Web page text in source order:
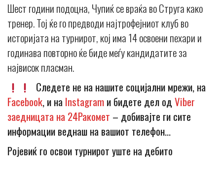
Шест години подоцна, Чупиќ се враќа во Струга како
тренер. Тој ќе го предводи најтрофејниот клуб во
историјата на турнирот, кој има 14 освоени пехари и
годинава повторно ќе биде меѓу кандидатите за
највисок пласман.
Следете не на нашите социјални мрежи, на
Facebook, и наInstagramи бидете дел одViber
заедницата на 24Ракомет – добивајте ги сите
информации веднаш на вашиот телефон…
Ројевиќ го освои турнирот уште на дебито